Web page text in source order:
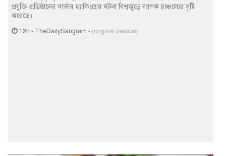
প্রযুক্তি প্রতিষ্ঠানের সার্ভার হ্যাকিংয়ের ঘটনা বিশ্বজুড়ে ব্যাপক চাঞ্চল্যের সৃষ্টি
করেছে।
13h - TheDailySangram - (original version)